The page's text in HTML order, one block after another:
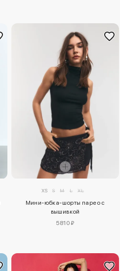
XS S M L XL
Мини-юбка-шорты парео с
вышивкой
5810 ₽